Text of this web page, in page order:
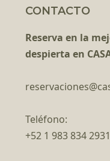
CONTACTO
Reserva en la
despierta en
Teléfono:
+52 1 983 834 2931